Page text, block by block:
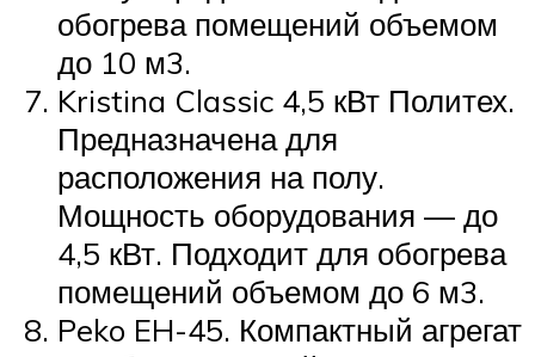
обогрева помещений объемом
до 10 м3.
Kristina Classic 4,5 кВт Политех.
Предназначена для
расположения на полу.
Мощность оборудования — до
4,5 кВт. Подходит для обогрева
помещений объемом до 6 м3.
Peko EH-45. Компактный агрегат